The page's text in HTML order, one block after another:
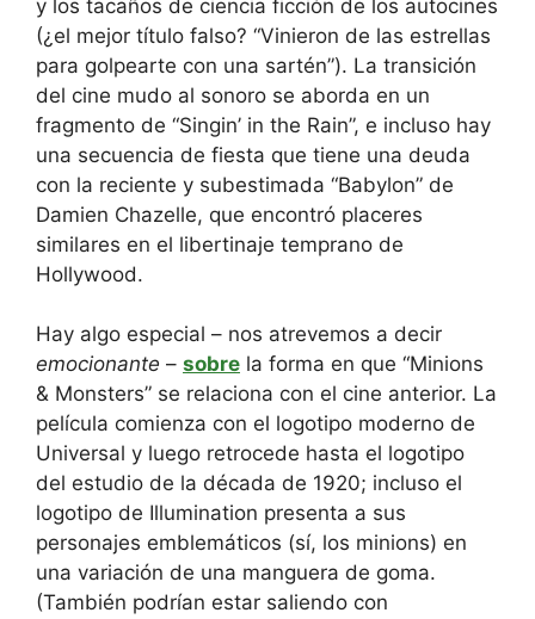
y los tacaños de ciencia ficción de los autocines
(¿el mejor título falso? “Vinieron de las estrellas
para golpearte con una sartén”). La transición
del cine mudo al sonoro se aborda en un
fragmento de “Singin’ in the Rain”, e incluso hay
una secuencia de fiesta que tiene una deuda
con la reciente y subestimada “Babylon” de
Damien Chazelle, que encontró placeres
similares en el libertinaje temprano de
Hollywood.
Hay algo especial – nos atrevemos a decir
emocionante – sobre la forma en que “Minions
& Monsters” se relaciona con el cine anterior. La
película comienza con el logotipo moderno de
Universal y luego retrocede hasta el logotipo
del estudio de la década de 1920; incluso el
logotipo de Illumination presenta a sus
personajes emblemáticos (sí, los minions) en
una variación de una manguera de goma.
(También podrían estar saliendo con